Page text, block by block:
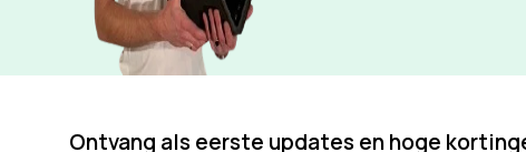
Ontvang als eerste updates en hoge